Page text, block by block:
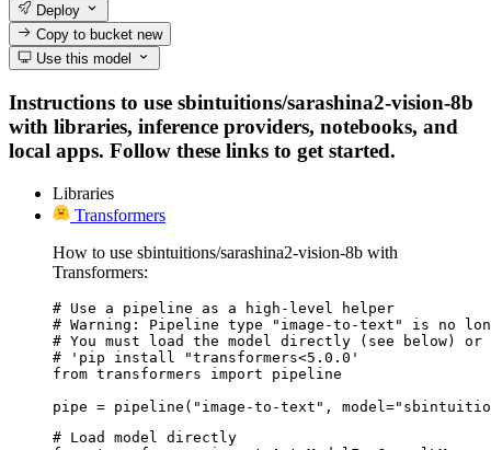
Deploy
Copy to bucketnew
Use this model
Instructions to use sbintuitions/sarashina2-vision-8b
with libraries, inference providers, notebooks, and
local apps. Follow these links to get started.
Libraries
Transformers
How to use sbintuitions/sarashina2-vision-8b with
Transformers:
# Use a pipeline as a high-level helper
# Warning: Pipeline type "image-to-text" is no
# You must load the model directly (see below) or
# 'pip install "transformers<5.0.0'
from transformers import pipeline
pipe = pipeline("image-to-text",
# Load model directly